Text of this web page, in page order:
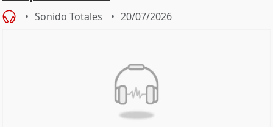
Sonido Totales 20/07/2026